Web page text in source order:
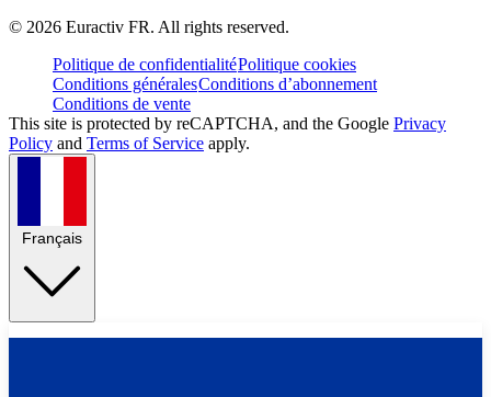
© 2026 Euractiv FR. All rights reserved.
Politique de confidentialitéPolitique cookies
Conditions généralesConditions d’abonnement
Conditions de vente
This site is protected by reCAPTCHA, and the Google Privacy
Policy and Terms of Service apply.
Français